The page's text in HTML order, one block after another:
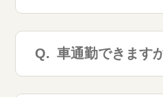
車通勤できます